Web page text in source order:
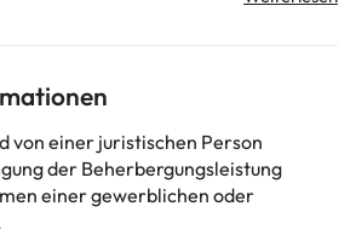
könnt ihr direkt bei der Unterkunft
Wenn ihr Fragen habt, kontaktiert
von einer juristischen Person
der Beherbergungsleistung
einer gewerblichen oder